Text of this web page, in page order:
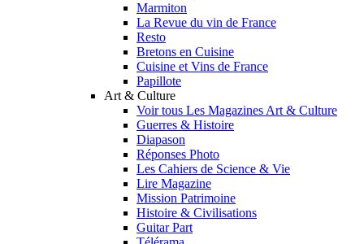
Marmiton
La Revue du vin de France
Resto
Bretons en Cuisine
Cuisine et Vins de France
Papillote
Art & Culture
Voir tous Les Magazines Art & Culture
Guerres & Histoire
Diapason
Réponses Photo
Les Cahiers de Science & Vie
Lire Magazine
Mission Patrimoine
Histoire & Civilisations
Guitar Part